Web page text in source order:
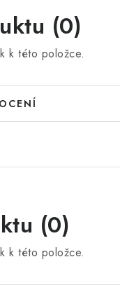
(0)
k této položce.
(0)
k této položce.